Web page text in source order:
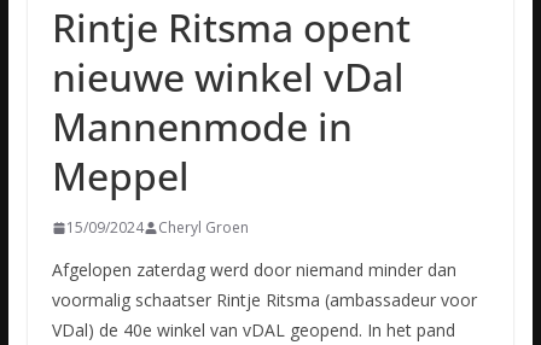
Rintje Ritsma opent
nieuwe winkel vDal
Mannenmode in
Meppel
15/09/2024 Cheryl Groen
Afgelopen zaterdag werd door niemand minder dan
voormalig schaatser Rintje Ritsma (ambassadeur voor
VDal) de 40e winkel van vDAL geopend. In het pand